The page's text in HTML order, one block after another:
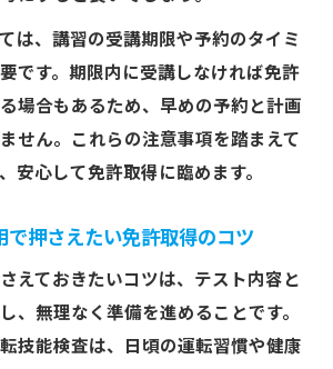
は、講習の受講期限や予約のタイミ
です。期限内に受講しなければ免許
場合もあるため、早めの予約と計画
せん。これらの注意事項を踏まえて
安心して免許取得に臨めます。
で押さえたい免許取得のコツ
えておきたいコツは、テスト内容と
、無理なく準備を進めることです。
技能検査は、日頃の運転習慣や健康